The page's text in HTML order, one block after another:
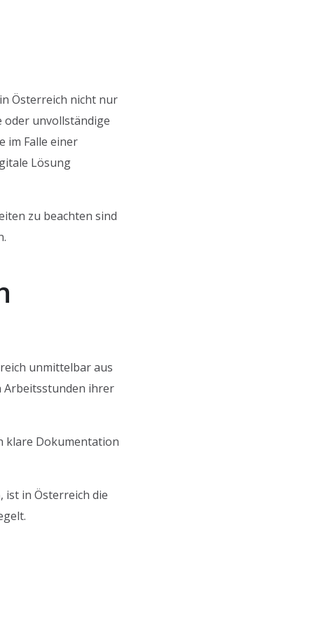
Österreich nicht nur
oder unvollständige
im Falle einer
Lösung
zu beachten sind
unmittelbar aus
Arbeitsstunden ihrer
klare Dokumentation
ist in Österreich die